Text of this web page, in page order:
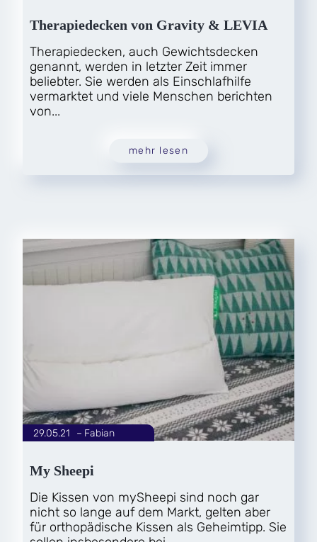
Therapiedecken von Gravity & LEVIA
Therapiedecken, auch Gewichtsdecken
genannt, werden in letzter Zeit immer
beliebter. Sie werden als Einschlafhilfe
vermarktet und viele Menschen berichten
von...
mehr lesen
My Sheepi
Fabian
29.05.21
Die Kissen von mySheepi sind noch gar
nicht so lange auf dem Markt, gelten aber
für orthopädische Kissen als Geheimtipp. Sie